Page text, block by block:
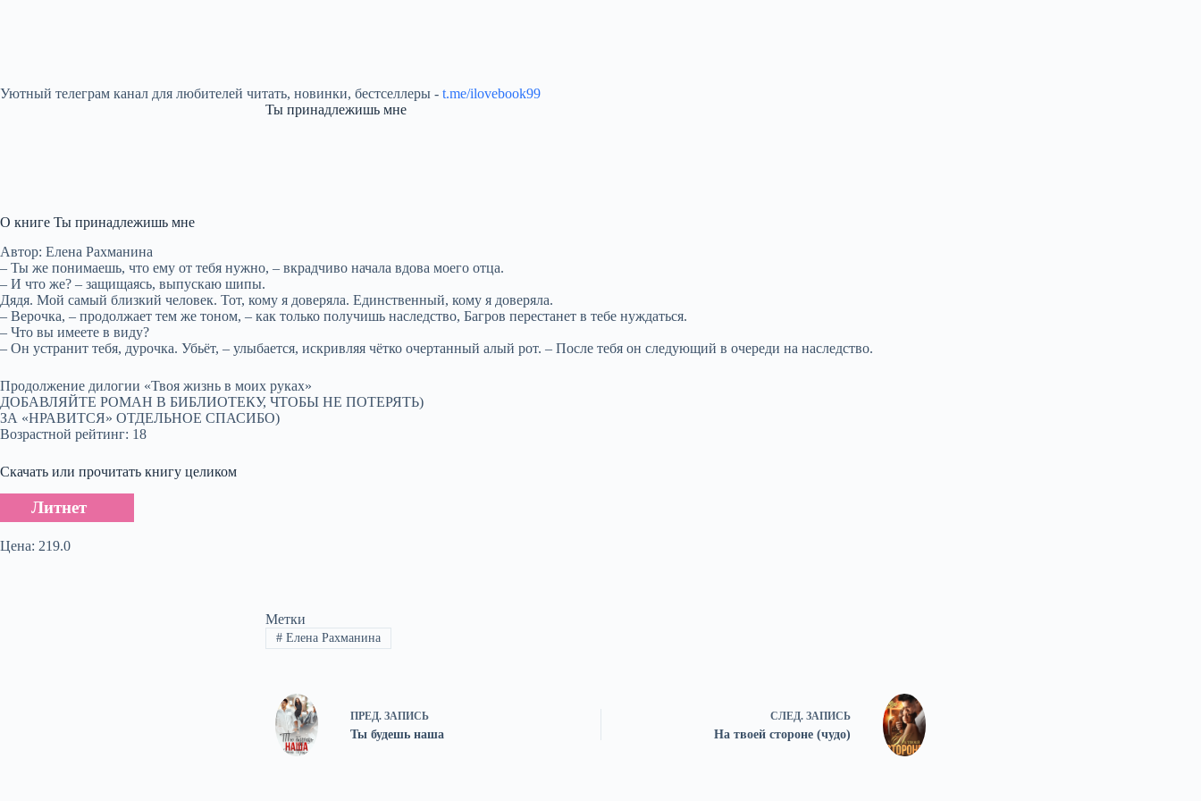
Уютный телеграм канал для любителей читать, новинки, бестселлеры - t.me/ilovebook99
Ты принадлежишь мне
О книге Ты принадлежишь мне
Автор: Елена Рахманина
– Ты же понимаешь, что ему от тебя нужно, – вкрадчиво начала вдова моего отца.
– И что же? – защищаясь, выпускаю шипы.
Дядя. Мой самый близкий человек. Тот, кому я доверяла. Единственный, кому я доверяла.
– Верочка, – продолжает тем же тоном, – как только получишь наследство, Багров перестанет в тебе нуждаться.
– Что вы имеете в виду?
– Он устранит тебя, дурочка. Убьёт, – улыбается, искривляя чётко очертанный алый рот. – После тебя он следующий в очереди на наследство.
Продолжение дилогии «Твоя жизнь в моих руках»
ДОБАВЛЯЙТЕ РОМАН В БИБЛИОТЕКУ, ЧТОБЫ НЕ ПОТЕРЯТЬ)
ЗА «НРАВИТСЯ» ОТДЕЛЬНОЕ СПАСИБО)
Возрастной рейтинг: 18
Скачать или прочитать книгу целиком
Литнет
Цена: 219.0
Метки
#Елена Рахманина
ПРЕД. ЗАПИСЬ
Ты будешь наша
СЛЕД. ЗАПИСЬ
На твоей стороне (чудо)